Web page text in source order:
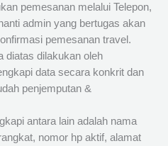
pemesanan melalui Telepon,
admin yang bertugas akan
pemesanan travel.
diatas dilakukan oleh
data secara konkrit dan
penjemputan &
antara lain adalah nama
nomor hp aktif, alamat